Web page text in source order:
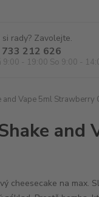
rady? Zavolejte.
212 626
9:00 - 19:00 So 9:00 -
Vape 5ml Strawberry
and
cheesecake na max.